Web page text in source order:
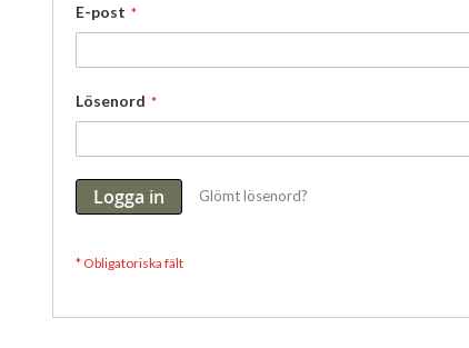
E-post
Lösenord
Logga in Glömt lösenord?